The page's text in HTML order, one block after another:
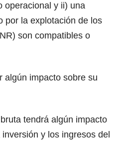
operacional y ii) una
por la explotación de los
son compatibles o
algún impacto sobre su
tendrá algún impacto
y los ingresos del